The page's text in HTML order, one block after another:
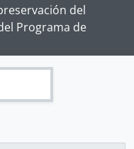
del
Programa de